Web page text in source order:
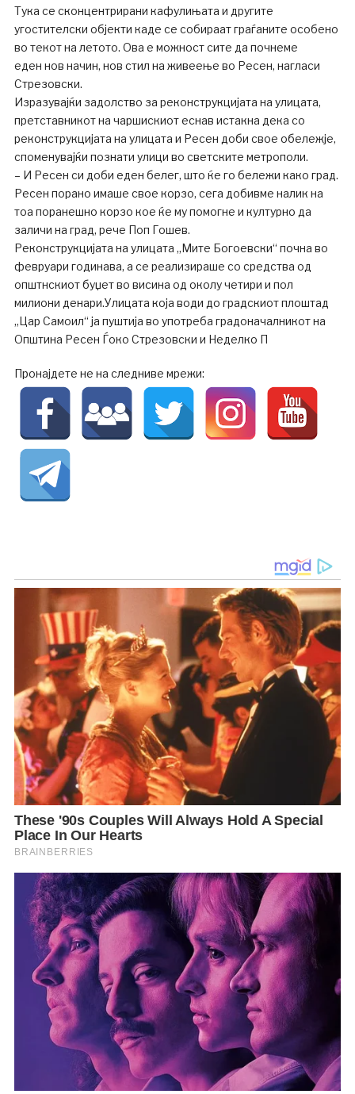
Тука се сконцентрирани кафулињата и другите
угостителски објекти каде се собираат граѓаните особено
во текот на летото. Ова е можност сите да почнеме
еден нов начин, нов стил на живеење во Ресен, нагласи
Стрезовски.
Изразувајќи задолство за реконструкцијата на улицата,
претставникот на чаршискиот еснав истакна дека со
реконструкцијата на улицата и Ресен доби свое обележје,
споменувајќи познати улици во светските метрополи.
– И Ресен си доби еден белег, што ќе го бележи како град.
Ресен порано имаше свое корзо, сега добивме налик на
тоа поранешно корзо кое ќе му помогне и културно да
заличи на град, рече Поп Гошев.
Реконструкцијата на улицата „Мите Богоевски“ почна во
февруари годинава, а се реализираше со средства од
општнскиот буџет во висина од околу четири и пол
милиони денари.Улицата која води до градскиот плоштад
„Цар Самоил“ ја пуштија во употреба градоначалникот на
Општина Ресен Ѓоко Стрезовски и Неделко П
Пронајдете не на следниве мрежи: